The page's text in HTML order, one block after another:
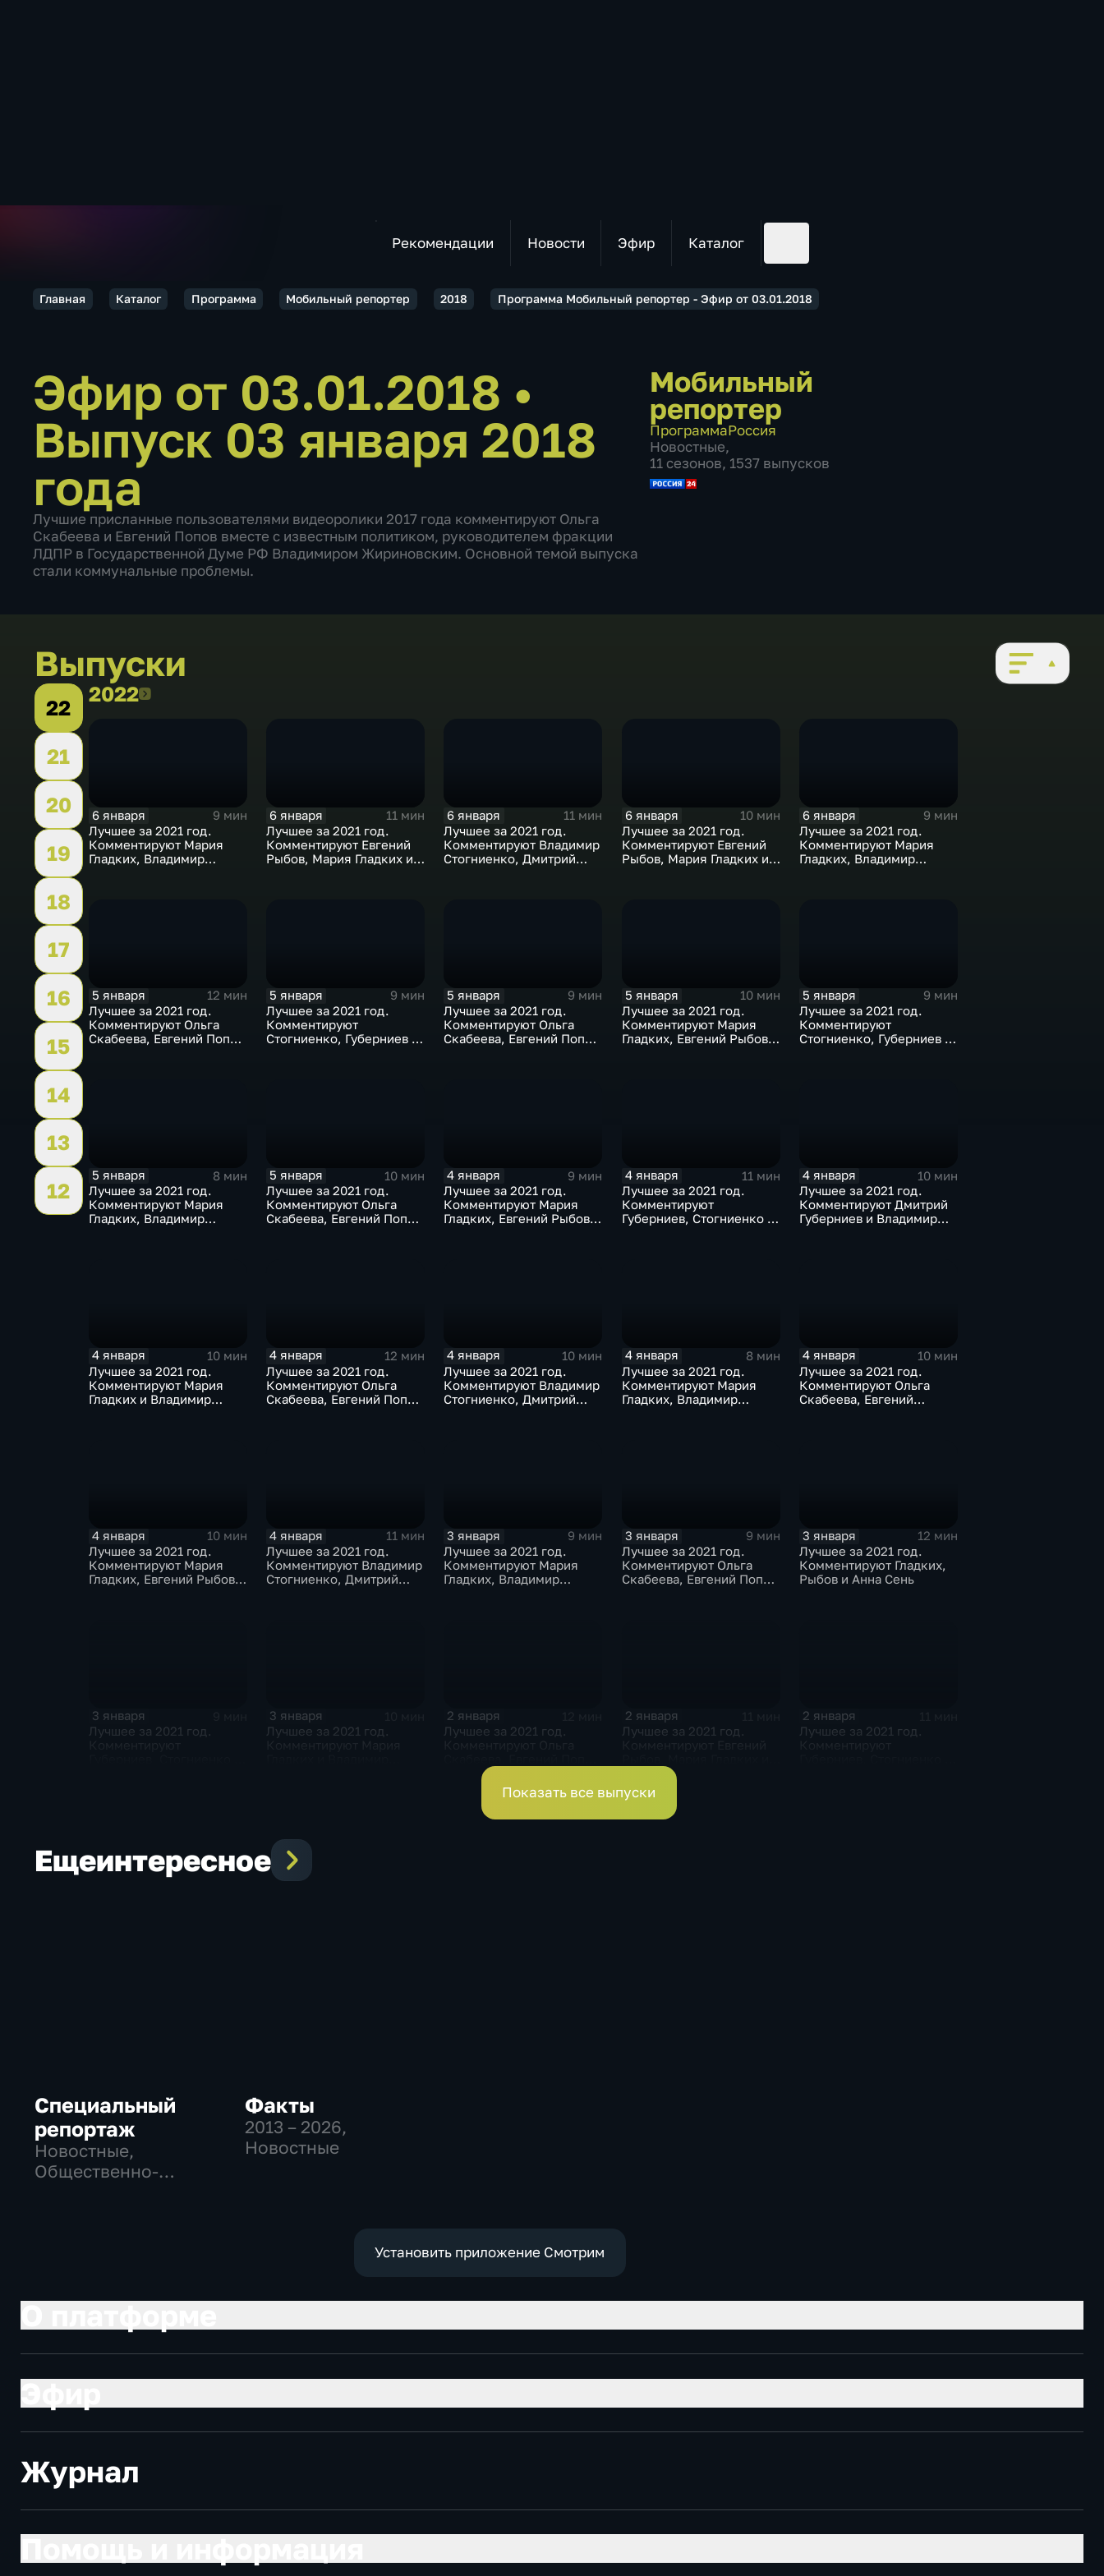
Рекомендации Новости Эфир Каталог
Главная Каталог Программа Мобильный репортер 2018 Программа Мобильный репортер - Эфир от 03.01.2018
Эфир от 03.01.2018 •
Выпуск 03 января 2018
года
Лучшие присланные пользователями видеоролики 2017 года комментируют Ольга
Скабеева и Евгений Попов вместе с известным политиком, руководителем фракции
ЛДПР в Государственной Думе РФ Владимиром Жириновским. Основной темой выпуска
стали коммунальные проблемы.
Мобильный
репортер
ПрограммаРоссия
Новостные,
11 сезонов, 1537 выпусков
Выпуски
22
21
20
19
18
17
16
15
14
13
12
20222022
6 января
9 мин
Лучшее за 2021 год.
Комментируют Мария
Гладких, Владимир
6 января
11 мин
Лучшее за 2021 год.
Комментируют Евгений
Рыбов, Мария Гладких и
6 января
11 мин
Лучшее за 2021 год.
Комментируют Владимир
Стогниенко, Дмитрий
6 января
10 мин
Лучшее за 2021 год.
Комментируют Евгений
Рыбов, Мария Гладких и
6 января
9 мин
Лучшее за 2021 год.
Комментируют Мария
Гладких, Владимир
5 января
12 мин
Лучшее за 2021 год.
Комментируют Ольга
Скабеева, Евгений Попов
5 января
9 мин
Лучшее за 2021 год.
Комментируют
Стогниенко, Губерниев и
5 января
9 мин
Лучшее за 2021 год.
Комментируют Ольга
Скабеева, Евгений Попов
5 января
10 мин
Лучшее за 2021 год.
Комментируют Мария
Гладких, Евгений Рыбов и
5 января
9 мин
Лучшее за 2021 год.
Комментируют
Стогниенко, Губерниев и
5 января
8 мин
Лучшее за 2021 год.
Комментируют Мария
Гладких, Владимир
5 января
10 мин
Лучшее за 2021 год.
Комментируют Ольга
Скабеева, Евгений Попов
4 января
9 мин
Лучшее за 2021 год.
Комментируют Мария
Гладких, Евгений Рыбов и
4 января
11 мин
Лучшее за 2021 год.
Комментируют
Губерниев, Стогниенко и
4 января
10 мин
Лучшее за 2021 год.
Комментируют Дмитрий
Губерниев и Владимир
4 января
10 мин
Лучшее за 2021 год.
Комментируют Мария
Гладких и Владимир
4 января
12 мин
Лучшее за 2021 год.
Комментируют Ольга
Скабеева, Евгений Попов
4 января
10 мин
Лучшее за 2021 год.
Комментируют Владимир
Стогниенко, Дмитрий
4 января
8 мин
Лучшее за 2021 год.
Комментируют Мария
Гладких, Владимир
4 января
10 мин
Лучшее за 2021 год.
Комментируют Ольга
Скабеева, Евгений
4 января
10 мин
Лучшее за 2021 год.
Комментируют Мария
Гладких, Евгений Рыбов и
4 января
11 мин
Лучшее за 2021 год.
Комментируют Владимир
Стогниенко, Дмитрий
3 января
9 мин
Лучшее за 2021 год.
Комментируют Мария
Гладких, Владимир
3 января
9 мин
Лучшее за 2021 год.
Комментируют Ольга
Скабеева, Евгений Попов
3 января
12 мин
Лучшее за 2021 год.
Комментируют Гладких,
Рыбов и Анна Сень
3 января
Лучшее за 2021 год.
3 января
Лучшее за 2021 год.
2 января
Лучшее за 2021 год.
и Виктор Майгуров
2 января
Лучшее за 2021 год.
Владимир Жириновский
2 января
Лучшее за 2021 год.
Показать все выпуски
Ещеинтересное
Специальный
репортаж
Новостные,
Общественно-
Факты
2013 – 2026,
Новостные
Установить приложение Смотрим
Журнал